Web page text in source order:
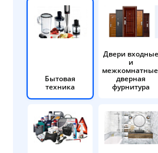
Бытовая
техника
Двери входные
и
дверная
фурнитура